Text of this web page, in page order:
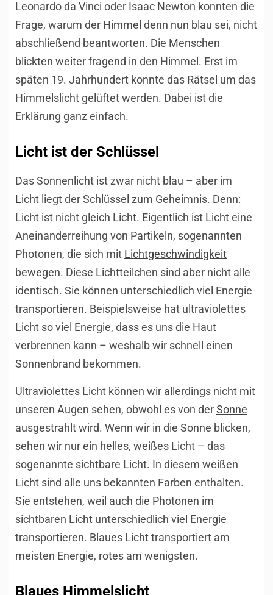
Leonardo da Vinci oder Isaac Newton konnten die
Frage, warum der Himmel denn nun blau sei, nicht
abschließend beantworten. Die Menschen
blickten weiter fragend in den Himmel. Erst im
späten 19. Jahrhundert konnte das Rätsel um das
Himmelslicht gelüftet werden. Dabei ist die
Erklärung ganz einfach.
Licht ist der Schlüssel
Das Sonnenlicht ist zwar nicht blau – aber im
Licht liegt der Schlüssel zum Geheimnis. Denn:
Licht ist nicht gleich Licht. Eigentlich ist Licht eine
Aneinanderreihung von Partikeln, sogenannten
Photonen, die sich mit Lichtgeschwindigkeit
bewegen. Diese Lichtteilchen sind aber nicht alle
identisch. Sie können unterschiedlich viel Energie
transportieren. Beispielsweise hat ultraviolettes
Licht so viel Energie, dass es uns die Haut
verbrennen kann – weshalb wir schnell einen
Sonnenbrand bekommen.
Ultraviolettes Licht können wir allerdings nicht mit
unseren Augen sehen, obwohl es von derSonne
ausgestrahlt wird. Wenn wir in die Sonne blicken,
sehen wir nur ein helles, weißes Licht – das
sogenannte sichtbare Licht. In diesem weißen
Licht sind alle uns bekannten Farben enthalten.
Sie entstehen, weil auch die Photonen im
sichtbaren Licht unterschiedlich viel Energie
transportieren. Blaues Licht transportiert am
meisten Energie, rotes am wenigsten.
Blaues Himmelslicht